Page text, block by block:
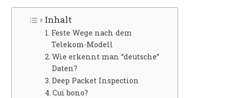
Inhalt
Feste Wege nach dem
Telekom-Modell
Wie erkennt man “deutsche”
Daten?
Deep Packet Inspection
Cui bono?